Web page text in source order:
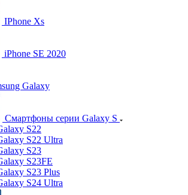
IPhone Xs
iPhone SE 2020
Galaxy
Смартфоны серии Galaxy S
S22
S22 Ultra
S23
S23FE
S23 Plus
S24 Ultra